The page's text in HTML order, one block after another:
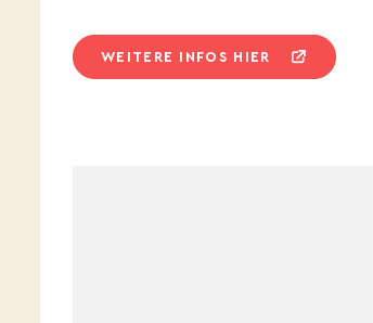
WEITERE INFOS HIER